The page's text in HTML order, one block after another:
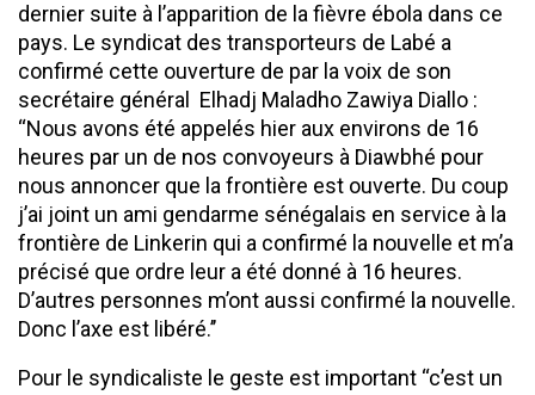
dernier suite à l’apparition de la fièvre ébola dans ce
pays. Le syndicat des transporteurs de Labé a
confirmé cette ouverture de par la voix de son
secrétaire général Elhadj Maladho Zawiya Diallo :
‘‘Nous avons été appelés hier aux environs de 16
heures par un de nos convoyeurs à Diawbhé pour
nous annoncer que la frontière est ouverte. Du coup
j’ai joint un ami gendarme sénégalais en service à la
frontière de Linkerin qui a confirmé la nouvelle et m’a
précisé que ordre leur a été donné à 16 heures.
D’autres personnes m’ont aussi confirmé la nouvelle.
Donc l’axe est libéré.’’
Pour le syndicaliste le geste est important ‘‘c’est un